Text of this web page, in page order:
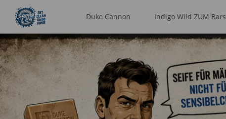
Duke Cannon Indigo Wild ZUM Bars